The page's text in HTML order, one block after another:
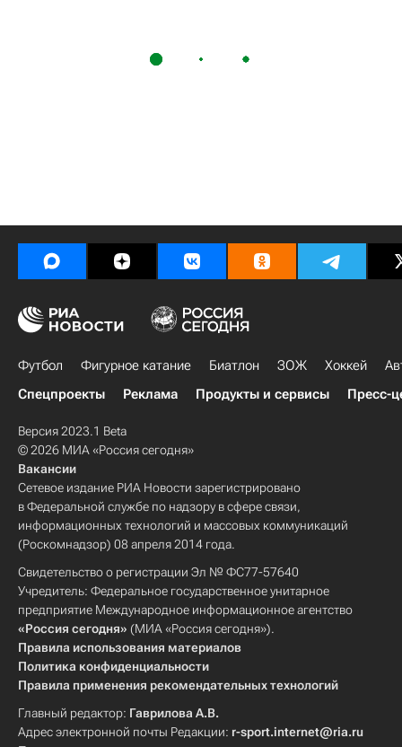
Футбол Фигурное катание Биатлон ЗОЖ Хоккей
Спецпроекты
Реклама Продукты и сервисы Пресс-
Версия 2023.1 Beta
© 2026 МИА «Россия сегодня»
Вакансии
Сетевое издание РИА Новости зарегистрировано
в Федеральной службе по надзору в сфере связи,
информационных технологий и массовых коммуникаций
(Роскомнадзор) 08 апреля 2014 года.
Свидетельство о регистрации Эл № ФС77-57640
Учредитель: Федеральное государственное унитарное
предприятие Международное информационное агентство
«Россия сегодня» (МИА «Россия сегодня»).
Правила использования материалов
Политика конфиденциальности
Правила применения рекомендательных технологий
Главный редактор: Гаврилова А.В.
Адрес электронной почты Редакции: r-sport.internet@ria.ru